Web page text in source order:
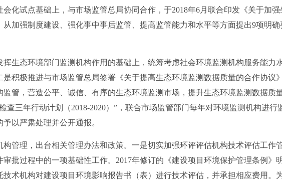
化试点基础上，与市场监管总局协同合作，于2018年6月联合印发《关于加
加强制度建设、强化事中事后监管、提高监管能力和水平等方面提出9项明
态环境部门监测机构作用的基础上，统筹考虑社会环境监测机构服务能力
是积极推进与市场监管总局签署《关于提高生态环境监测数据质量的合作协议
管，营造公平、诚信、有序的生态环境监测市场，提升生态环境监测数据质
查三年行动计划（2018-2020）”，联合市场监管部门每年对环境监测机构进行
以严肃处理并公开通报。
理，出台相关管理办法和政策。一是切实加强环评评估机构技术评估工作
批过程中的一项基础性工作。2017年修订的《建设项目环境保护管理条例》
技术机构对建设项目环境影响报告书（表）进行技术评估，并承担相应费用。